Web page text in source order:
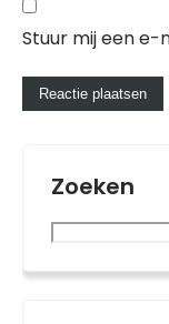
Stuur mij een e-
Zoeken